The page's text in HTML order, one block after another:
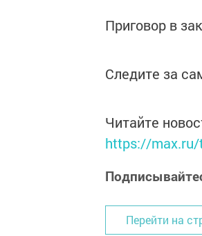
Приговор в
Следите за
Читайте
https://
Перейти на